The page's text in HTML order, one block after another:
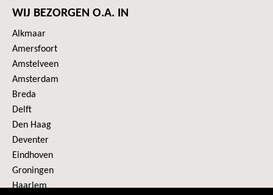
WIJ BEZORGEN O.A. IN
Alkmaar
Amersfoort
Amstelveen
Amsterdam
Breda
Delft
Den Haag
Deventer
Eindhoven
Groningen
Haarlem